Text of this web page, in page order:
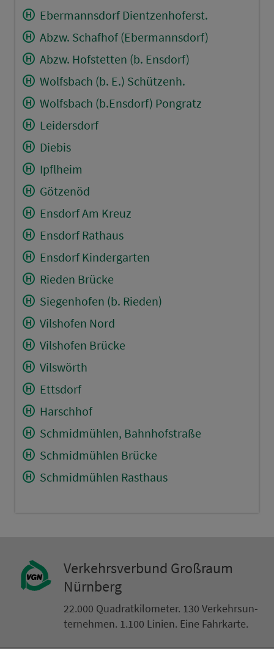
Ebermannsdorf Dientzenhoferst.
Abzw. Schafhof (Ebermannsdorf)
Abzw. Hofstetten (b. Ensdorf)
Wolfsbach (b. E.) Schützenh.
Wolfsbach (b.Ensdorf) Pongratz
Leidersdorf
Diebis
Ipflheim
Götzenöd
Ensdorf Am Kreuz
Ensdorf Rathaus
Ensdorf Kindergarten
Rieden Brücke
Siegenhofen (b. Rieden)
Vilshofen Nord
Vilshofen Brücke
Vilswörth
Ettsdorf
Harschhof
Schmidmühlen, Bahnhofstraße
Schmidmühlen Brücke
Schmidmühlen Rasthaus
Ver­kehrs­ver­bund Groß­raum
Nürn­berg
22.000 Qua­drat­ki­lo­me­ter. 130 Ver­kehrs­un­
ter­neh­men. 1.100 Linien. Eine Fahr­kar­te.